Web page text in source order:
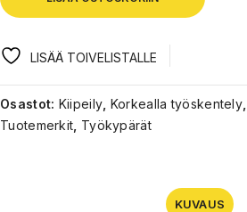
LISÄÄ TOIVELISTALLE
Osastot: Kiipeily Korkealla työskentely
Tuotemerkit Työkypärät
KUVAUS